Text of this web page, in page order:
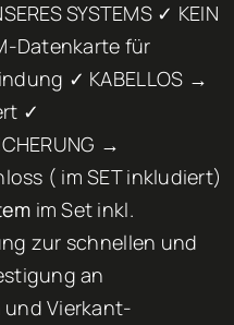
SYSTEMS ✓ KEIN
Datenkarte für
✓ KABELLOS →
✓
→
( im SET inkludiert)
im Set inkl.
zur schnellen und
an
Vierkant-